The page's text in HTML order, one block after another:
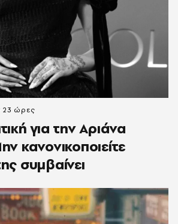
για την Αριάνα
κανονικοποιείτε
συμβαίνει
23 ώρες